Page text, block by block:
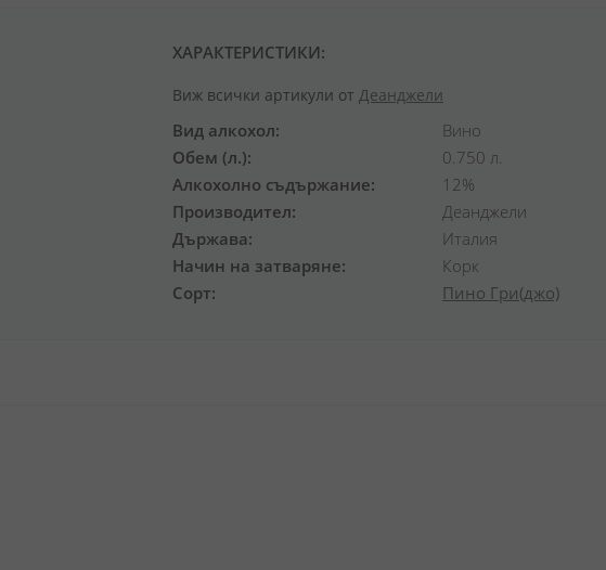
ХАРАКТЕРИСТИКИ:
Виж всички артикули от Деанджели
Вид алкохол
Вино
Обем (л.)
0.750 л.
Алкохолно съдържание
12%
Производител
Деанджели
Държава
Италия
Начин на затваряне
Корк
Сорт
Пино Гри(джо)